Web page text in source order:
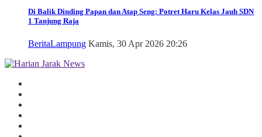
Di Balik Dinding Papan dan Atap Seng: Potret Haru Kelas Jauh SDN
1 Tanjung Raja
BeritaLampung Kamis, 30 Apr 2026 20:26